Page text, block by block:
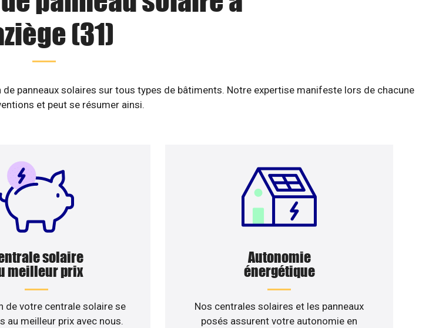
(31)
panneaux solaires sur tous types de bâtiments. Notre expertise manifeste lors de chacune
et peut se résumer ainsi.
solaire
meilleur prix
de votre centrale solaire se
au meilleur prix avec nous.
Autonomie
énergétique
Nos centrales solaires et les panneaux
posés assurent votre autonomie en